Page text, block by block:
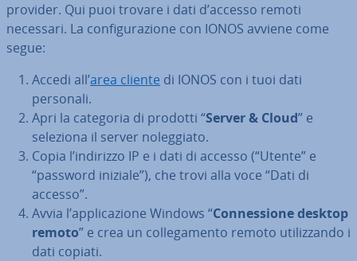
provider. Qui puoi trovare i dati d’accesso remoti
necessari. La con­fi­gu­ra­zio­ne con IONOS avviene come
segue:
Accedi all’area cliente di IONOS con i tuoi dati
personali.
Apri la categoria di prodotti “Server & Cloud” e
seleziona il server no­leg­gia­to.
Copia l’indirizzo IP e i dati di accesso (“Utente” e
“password iniziale”), che trovi alla voce “Dati di
accesso”.
Avvia l’ap­pli­ca­zio­ne Windows “Con­nes­sio­ne desktop
remoto” e crea un col­le­ga­men­to remoto uti­liz­zan­do i
dati copiati.